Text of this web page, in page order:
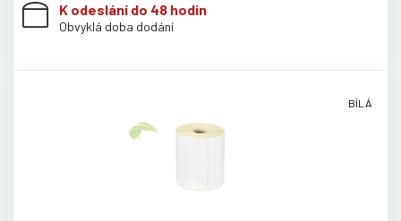
K odeslání do 48 hodin
Obvyklá doba dodání
BÍLÁ